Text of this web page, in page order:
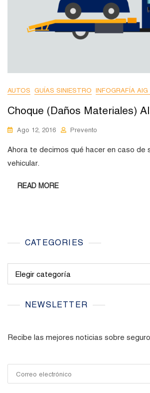
AUTOS GUÍAS SINIESTRO INFOGRAFÍA AIG
Choque (Daños Materiales)
Ago 12, 2016 Prevento
Ahora te decimos qué hacer en caso de
vehicular.
READ MORE
CATEGORIES
NEWSLETTER
Recibe las mejores noticias sobre